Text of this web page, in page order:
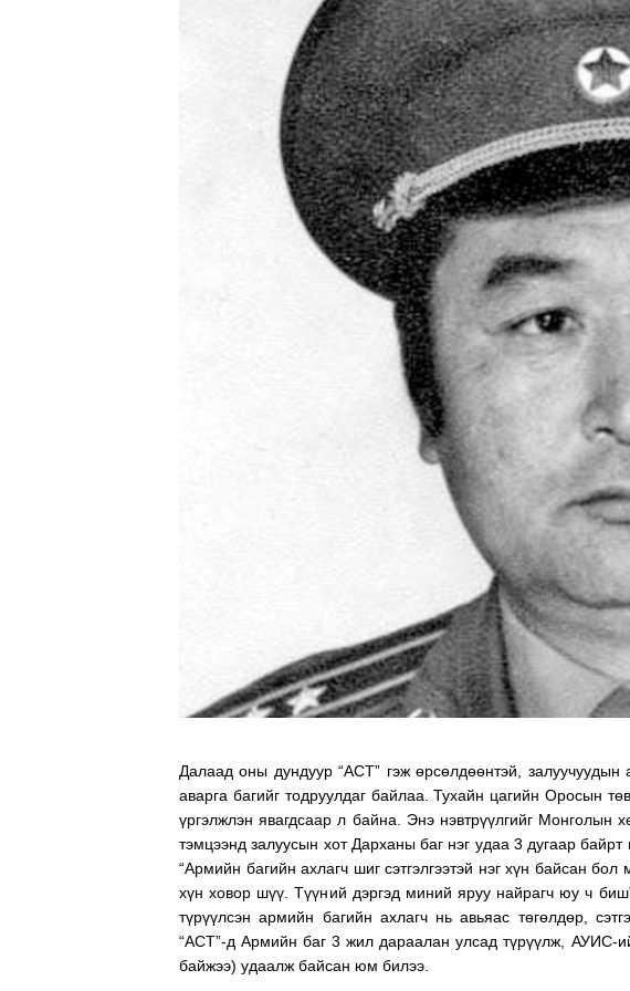
Далаад оны дундуур “АСТ” гэж өрсөлдөөнтэй, залуучуудын
аварга багийг тодруулдаг байлаа. Тухайн цагийн Оросын
үргэлжлэн явагдсаар л байна. Энэ нэвтрүүлгийг Монголын
тэмцээнд залуусын хот Дарханы баг нэг удаа 3 дугаар
“Армийн багийн ахлагч шиг сэтгэлгээтэй нэг хүн байсан
хүн ховор шүү. Түүний дэргэд миний яруу найрагч юу ч
түрүүлсэн армийн багийн ахлагч нь авьяас төгөлдөр,
“АСТ”-д Армийн баг 3 жил дараалан улсад түрүүлж, АУИС-
байжээ) удаалж байсан юм билээ.
ОРЛОГО
ХУВИАР